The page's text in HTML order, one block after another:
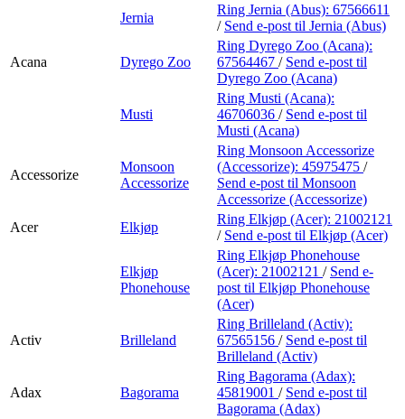
Jernia
Ring Jernia (Abus): 67566611
/ Send e-post til Jernia (Abus)
Acana Dyrego Zoo
Ring Dyrego Zoo (Acana):
67564467 / Send e-post til
Dyrego Zoo (Acana)
Musti
Ring Musti (Acana):
46706036 / Send e-post til
Musti (Acana)
Accessorize
Monsoon
Accessorize
Ring Monsoon Accessorize
(Accessorize): 45975475 /
Send e-post til Monsoon
Accessorize (Accessorize)
Acer
Elkjøp
Ring Elkjøp (Acer): 21002121
/ Send e-post til Elkjøp (Acer)
Elkjøp
Phonehouse
Ring Elkjøp Phonehouse
(Acer): 21002121 / Send e-
post til Elkjøp Phonehouse
(Acer)
Activ Brilleland
Ring Brilleland (Activ):
67565156 / Send e-post til
Brilleland (Activ)
Adax Bagorama
Ring Bagorama (Adax):
45819001 / Send e-post til
Bagorama (Adax)